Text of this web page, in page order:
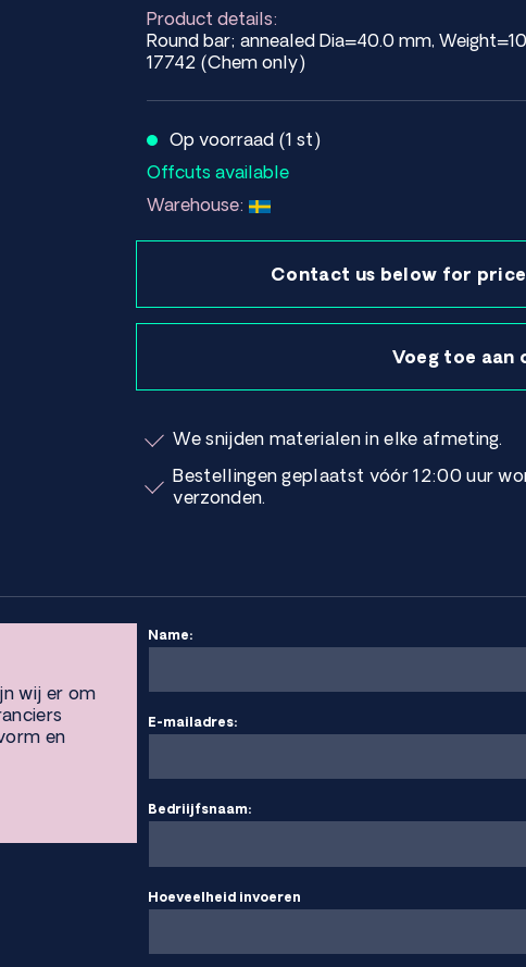
Product details:
Round bar; annealed Dia=40.0 mm,
17742 (Chem only)
Op voorraad (1 st)
Offcuts available
Warehouse:
Contact us below for
Voeg toe aan
We snijden materialen in elke afmeting.
Bestellingen geplaatst vóór 12:00 uur
verzonden.
wij er om
en
Name:
E-mailadres:
Bedriijfsnaam:
Hoeveelheid invoeren